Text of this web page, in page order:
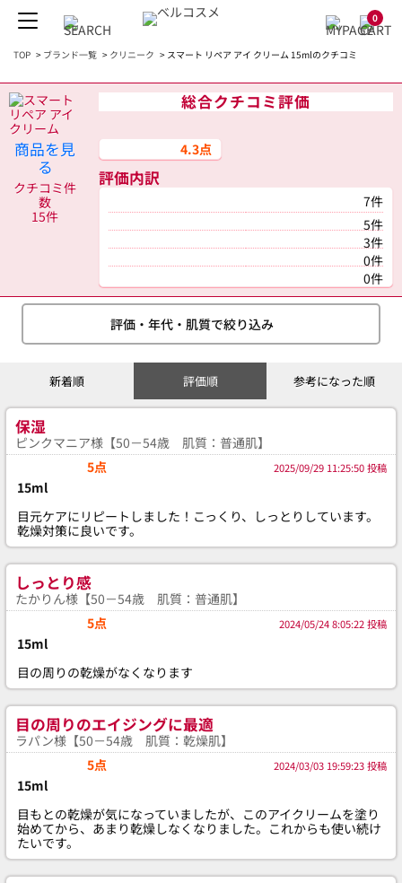
0
TOP > ブランド一覧 > クリニーク > スマート リペア アイ クリーム 15mlのクチコミ
商品を見
る
クチコミ件
数
15件
総合クチコミ評価
4.3点
評価内訳
7件
5件
3件
0件
0件
評価・年代・肌質で絞り込み
新着順 評価順 参考になった順
保湿
ピンクマニア様【50－54歳 肌質：普通肌】
5点
2025/09/29 11:25:50 投稿
15ml
目元ケアにリピートしました！こっくり、しっとりしています。
乾燥対策に良いです。
しっとり感
たかりん様【50－54歳 肌質：普通肌】
5点
2024/05/24 8:05:22 投稿
15ml
目の周りの乾燥がなくなります
目の周りのエイジングに最適
ラパン様【50－54歳 肌質：乾燥肌】
5点
2024/03/03 19:59:23 投稿
15ml
目もとの乾燥が気になっていましたが、このアイクリームを塗り
始めてから、あまり乾燥しなくなりました。これからも使い続け
たいです。